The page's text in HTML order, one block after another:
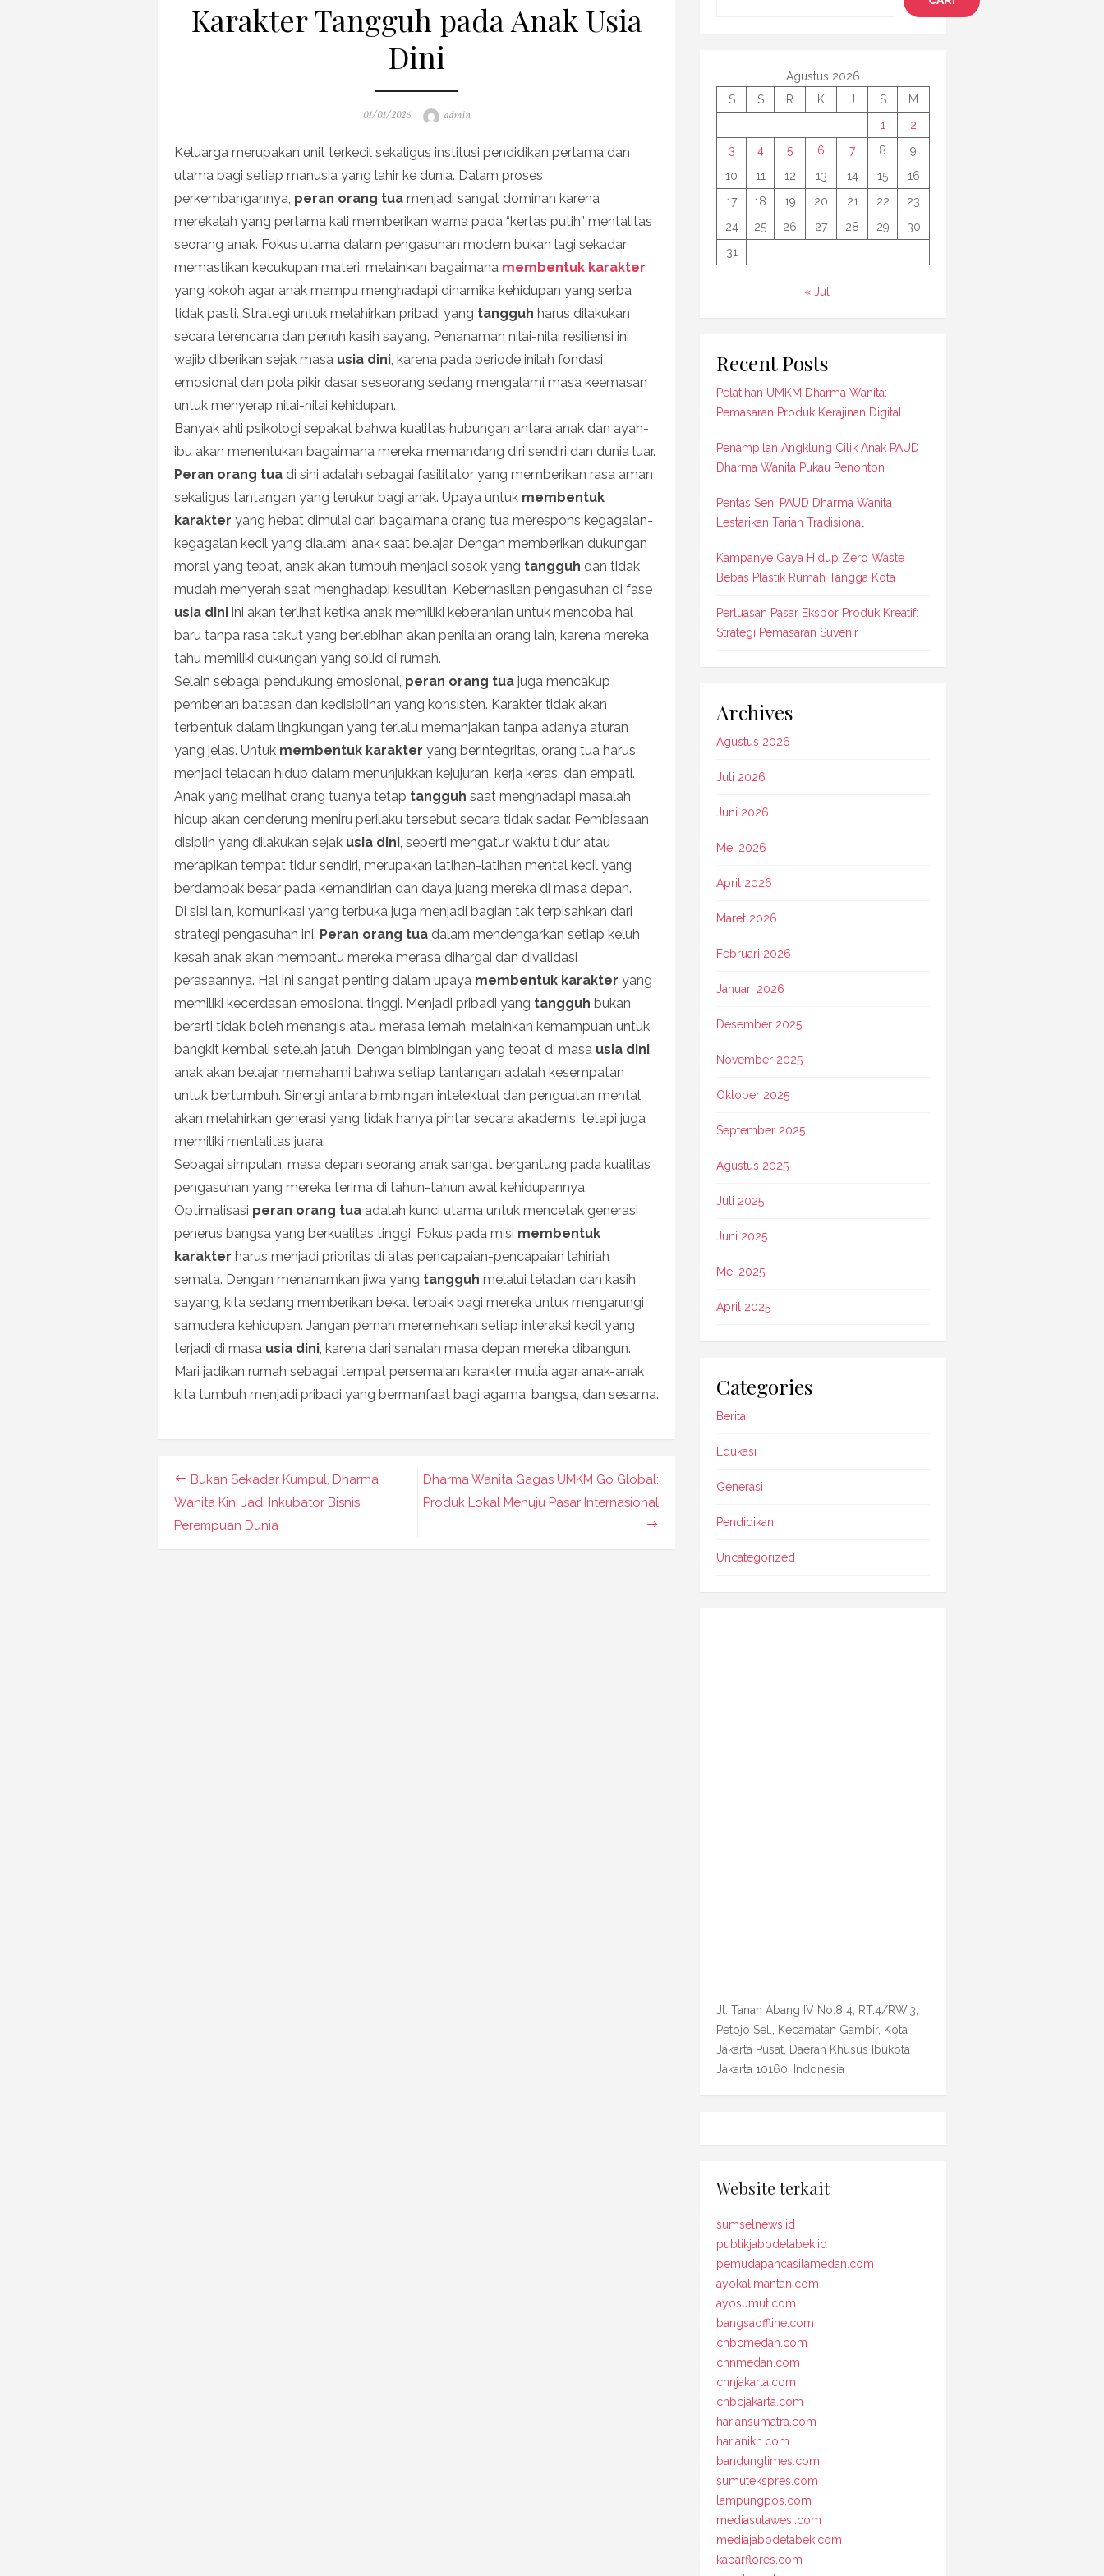
Karakter Tangguh pada Anak Usia
Dini
Posted
01/01/2026 Author
admin
Keluarga merupakan unit terkecil sekaligus institusi pendidikan pertama dan
utama bagi setiap manusia yang lahir ke dunia. Dalam proses
perkembangannya, peran orang tua menjadi sangat dominan karena
merekalah yang pertama kali memberikan warna pada “kertas putih” mentalitas
seorang anak. Fokus utama dalam pengasuhan modern bukan lagi sekadar
memastikan kecukupan materi, melainkan bagaimana membentuk karakter
yang kokoh agar anak mampu menghadapi dinamika kehidupan yang serba
tidak pasti. Strategi untuk melahirkan pribadi yang tangguh harus dilakukan
secara terencana dan penuh kasih sayang. Penanaman nilai-nilai resiliensi ini
wajib diberikan sejak masa usia dini , karena pada periode inilah fondasi
emosional dan pola pikir dasar seseorang sedang mengalami masa keemasan
untuk menyerap nilai-nilai kehidupan.
Banyak ahli psikologi sepakat bahwa kualitas hubungan antara anak dan ayah-
ibu akan menentukan bagaimana mereka memandang diri sendiri dan dunia luar.
Peran orang tua di sini adalah sebagai fasilitator yang memberikan rasa aman
sekaligus tantangan yang terukur bagi anak. Upaya untuk membentuk
karakter yang hebat dimulai dari bagaimana orang tua merespons kegagalan-
kegagalan kecil yang dialami anak saat belajar. Dengan memberikan dukungan
moral yang tepat, anak akan tumbuh menjadi sosok yang tangguh dan tidak
mudah menyerah saat menghadapi kesulitan. Keberhasilan pengasuhan di fase
usia dini ini akan terlihat ketika anak memiliki keberanian untuk mencoba hal
baru tanpa rasa takut yang berlebihan akan penilaian orang lain, karena mereka
tahu memiliki dukungan yang solid di rumah.
Selain sebagai pendukung emosional, peran orang tua juga mencakup
pemberian batasan dan kedisiplinan yang konsisten. Karakter tidak akan
terbentuk dalam lingkungan yang terlalu memanjakan tanpa adanya aturan
yang jelas. Untuk membentuk karakter yang berintegritas, orang tua harus
menjadi teladan hidup dalam menunjukkan kejujuran, kerja keras, dan empati.
Anak yang melihat orang tuanya tetap tangguh saat menghadapi masalah
hidup akan cenderung meniru perilaku tersebut secara tidak sadar. Pembiasaan
disiplin yang dilakukan sejak usia dini , seperti mengatur waktu tidur atau
merapikan tempat tidur sendiri, merupakan latihan-latihan mental kecil yang
berdampak besar pada kemandirian dan daya juang mereka di masa depan.
Di sisi lain, komunikasi yang terbuka juga menjadi bagian tak terpisahkan dari
strategi pengasuhan ini. Peran orang tua dalam mendengarkan setiap keluh
kesah anak akan membantu mereka merasa dihargai dan divalidasi
perasaannya. Hal ini sangat penting dalam upaya membentuk karakter yang
memiliki kecerdasan emosional tinggi. Menjadi pribadi yang tangguh bukan
berarti tidak boleh menangis atau merasa lemah, melainkan kemampuan untuk
bangkit kembali setelah jatuh. Dengan bimbingan yang tepat di masa usia dini
anak akan belajar memahami bahwa setiap tantangan adalah kesempatan
untuk bertumbuh. Sinergi antara bimbingan intelektual dan penguatan mental
akan melahirkan generasi yang tidak hanya pintar secara akademis, tetapi juga
memiliki mentalitas juara.
Sebagai simpulan, masa depan seorang anak sangat bergantung pada kualitas
pengasuhan yang mereka terima di tahun-tahun awal kehidupannya.
Optimalisasi peran orang tua adalah kunci utama untuk mencetak generasi
penerus bangsa yang berkualitas tinggi. Fokus pada misi membentuk
karakter harus menjadi prioritas di atas pencapaian-pencapaian lahiriah
semata. Dengan menanamkan jiwa yang tangguh melalui teladan dan kasih
sayang, kita sedang memberikan bekal terbaik bagi mereka untuk mengarungi
samudera kehidupan. Jangan pernah meremehkan setiap interaksi kecil yang
terjadi di masa usia dini , karena dari sanalah masa depan mereka dibangun.
Mari jadikan rumah sebagai tempat persemaian karakter mulia agar anak-anak
kita tumbuh menjadi pribadi yang bermanfaat bagi agama, bangsa, dan sesama.
Navigasi
pos
Dharma Wanita Gagas UMKM Go Global:
Produk Lokal Menuju Pasar Internasional
Bukan Sekadar Kumpul, Dharma
Wanita Kini Jadi Inkubator Bisnis
Perempuan Dunia
Agustus 2026
S
S R K J S
M
1
2
3
4 5 6 7 8
9
10
11 12 13 14 15
16
17
18 19 20 21 22
23
24
25 26 27 28 29
30
31
« Jul
Recent Posts
Pelatihan UMKM Dharma Wanita:
Pemasaran Produk Kerajinan Digital
Penampilan Angklung Cilik Anak PAUD
Dharma Wanita Pukau Penonton
Pentas Seni PAUD Dharma Wanita
Lestarikan Tarian Tradisional
Kampanye Gaya Hidup Zero Waste
Bebas Plastik Rumah Tangga Kota
Perluasan Pasar Ekspor Produk Kreatif:
Strategi Pemasaran Suvenir
Archives
Agustus 2026
Juli 2026
Juni 2026
Mei 2026
April 2026
Maret 2026
Februari 2026
Januari 2026
Desember 2025
November 2025
Oktober 2025
September 2025
Agustus 2025
Juli 2025
Juni 2025
Mei 2025
April 2025
Categories
Berita
Edukasi
Generasi
Pendidikan
Uncategorized
Jl. Tanah Abang IV No.8 4, RT.4/RW.3,
Petojo Sel., Kecamatan Gambir, Kota
Jakarta Pusat, Daerah Khusus Ibukota
Jakarta 10160, Indonesia
Website terkait
sumselnews.id
publikjabodetabek.id
pemudapancasilamedan.com
ayokalimantan.com
ayosumut.com
bangsaoffline.com
cnbcmedan.com
cnnmedan.com
cnnjakarta.com
cnbcjakarta.com
hariansumatra.com
harianikn.com
bandungtimes.com
sumutekspres.com
lampungpos.com
mediasulawesi.com
mediajabodetabek.com
kabarflores.com